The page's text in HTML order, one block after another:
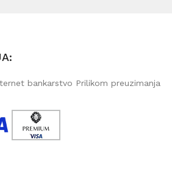
bankarstvo Prilikom preuzimanja